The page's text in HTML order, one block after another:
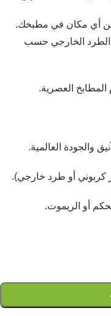
أي مكان في مطبخك.
الطرد الخارجي حسب
والجودة العالمية.
كربوني أو طرد خارجي).
أو الريموت.